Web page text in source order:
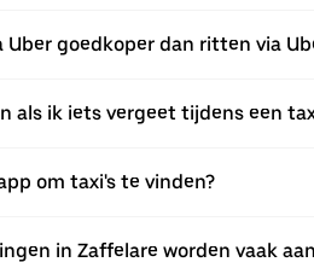
goedkoper dan ritten via
als ik iets vergeet tijdens een
om taxi's te vinden?
in Zaffelare worden vaak